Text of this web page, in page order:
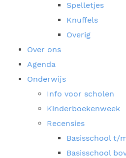
Spelletjes
Knuffels
Overig
Over ons
Agenda
Onderwijs
Info voor scholen
Kinderboekenweek
Recensies
Basisschool t/
Basisschool